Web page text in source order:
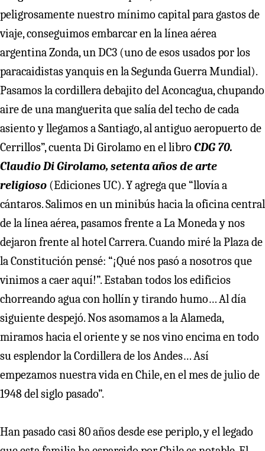
peligrosamente nuestro mínimo capital para gastos de
viaje, conseguimos embarcar en la línea aérea
argentina Zonda, un DC3 (uno de esos usados por los
paracaidistas yanquis en la Segunda Guerra Mundial).
Pasamos la cordillera debajito del Aconcagua, chupando
aire de una manguerita que salía del techo de cada
asiento y llegamos a Santiago, al antiguo aeropuerto de
Cerrillos”, cuenta Di Girolamo en el libro CDG 70.
Claudio Di Girolamo, setenta años de arte
religioso (Ediciones UC). Y agrega que “llovía a
cántaros. Salimos en un minibús hacia la oficina central
de la línea aérea, pasamos frente a La Moneda y nos
dejaron frente al hotel Carrera. Cuando miré la Plaza de
la Constitución pensé: “¡Qué nos pasó a nosotros que
vinimos a caer aquí!”. Estaban todos los edificios
chorreando agua con hollín y tirando humo… Al día
siguiente despejó. Nos asomamos a la Alameda,
miramos hacia el oriente y se nos vino encima en todo
su esplendor la Cordillera de los Andes… Así
empezamos nuestra vida en Chile, en el mes de julio de
1948 del siglo pasado”.
Han pasado casi 80 años desde ese periplo, y el legado